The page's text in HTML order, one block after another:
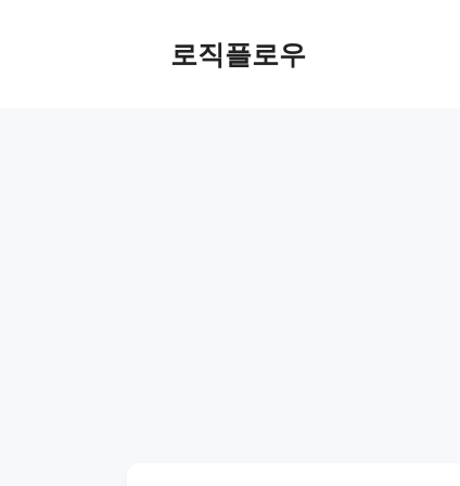
로직플로우